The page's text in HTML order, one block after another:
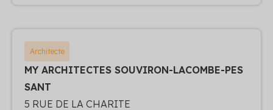
Architecte
MY ARCHITECTES SOUVIRON-LACOMBE-PES
SANT
5 RUE DE LA CHARITE